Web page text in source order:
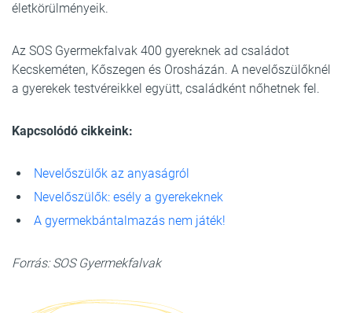
életkörülményeik.
Az SOS Gyermekfalvak 400 gyereknek ad családot
Kecskeméten, Kőszegen és Orosházán. A nevelőszülőknél
a gyerekek testvéreikkel együtt, családként nőhetnek fel.
Kapcsolódó cikkeink:
Nevelőszülők az anyaságról
Nevelőszülők: esély a gyerekeknek
A gyermekbántalmazás nem játék!
Forrás: SOS Gyermekfalvak